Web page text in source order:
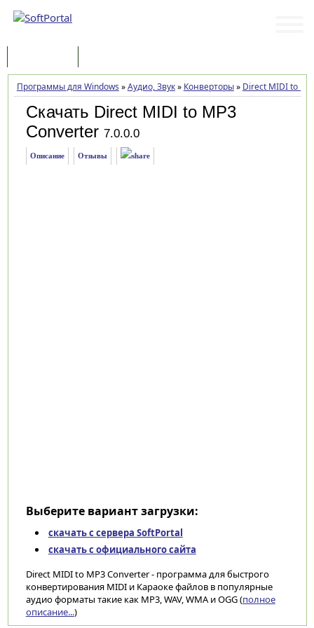
Программы для Windows »Аудио, Звук» Конверторы» Direct MIDI to
Скачать Direct MIDI to MP3
Converter 7.0.0.0
Описание Отзывы
Выберите вариант загрузки:
скачать с сервера SoftPortal
скачать с официального сайта
Direct MIDI to MP3 Converter - программа для быстрого
конвертирования MIDI и Караоке файлов в популярные
аудио форматы такие как MP3, WAV, WMA и OGG (полное
описание...)